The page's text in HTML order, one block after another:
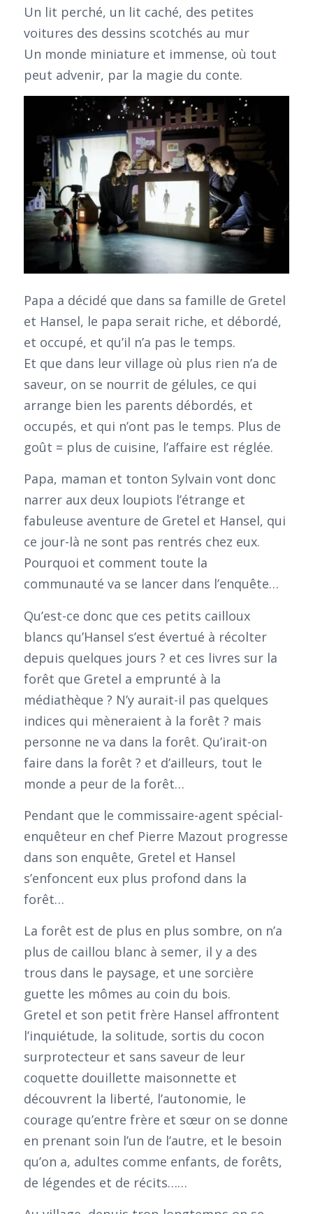
Un lit perché, un lit caché, des petites
voitures des dessins scotchés au mur
Un monde miniature et immense, où tout
peut advenir, par la magie du conte.
Papa a décidé que dans sa famille de Gretel
et Hansel, le papa serait riche, et débordé,
et occupé, et qu’il n’a pas le temps.
Et que dans leur village où plus rien n’a de
saveur, on se nourrit de gélules, ce qui
arrange bien les parents débordés, et
occupés, et qui n’ont pas le temps. Plus de
goût = plus de cuisine, l’affaire est réglée.
Papa, maman et tonton Sylvain vont donc
narrer aux deux loupiots l’étrange et
fabuleuse aventure de Gretel et Hansel, qui
ce jour-là ne sont pas rentrés chez eux.
Pourquoi et comment toute la
communauté va se lancer dans l’enquête…
Qu’est-ce donc que ces petits cailloux
blancs qu’Hansel s’est évertué à récolter
depuis quelques jours ? et ces livres sur la
forêt que Gretel a emprunté à la
médiathèque ? N’y aurait-il pas quelques
indices qui mèneraient à la forêt ? mais
personne ne va dans la forêt. Qu’irait-on
faire dans la forêt ? et d’ailleurs, tout le
monde a peur de la forêt…
Pendant que le commissaire-agent spécial-
enquêteur en chef Pierre Mazout progresse
dans son enquête, Gretel et Hansel
s’enfoncent eux plus profond dans la
forêt…
La forêt est de plus en plus sombre, on n’a
plus de caillou blanc à semer, il y a des
trous dans le paysage, et une sorcière
guette les mômes au coin du bois.
Gretel et son petit frère Hansel affrontent
l’inquiétude, la solitude, sortis du cocon
surprotecteur et sans saveur de leur
coquette douillette maisonnette et
découvrent la liberté, l’autonomie, le
courage qu’entre frère et sœur on se donne
en prenant soin l’un de l’autre, et le besoin
qu’on a, adultes comme enfants, de forêts,
de légendes et de récits……